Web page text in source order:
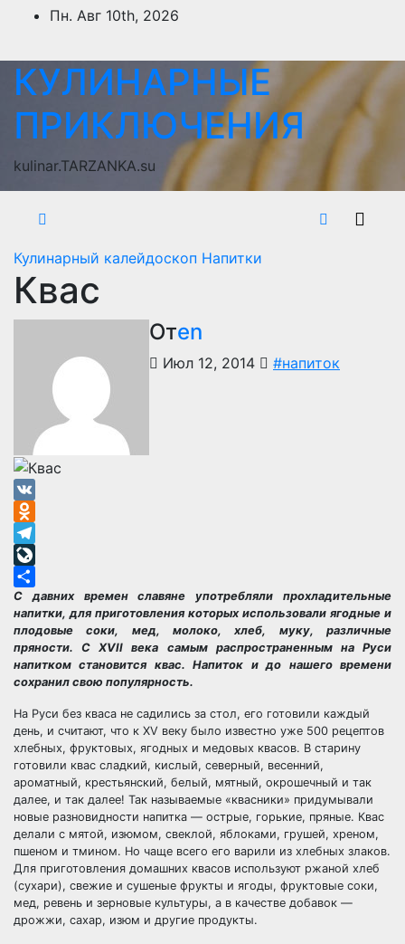
ПерейтиПн. Авг 10th, 2026
КУЛИНАРНЫЕ
ПРИКЛЮЧЕНИЯ
kulinar.TARZANKA.su
Кулинарный калейдоскоп Напитки
Квас
Отen
Июл 12, 2014 #напиток
VK
Odnoklassniki
Telegram
LiveJournal
Отправить
С давних времен славяне употребляли прохладительные
напитки, для приготовления которых использовали ягодные и
плодовые соки, мед, молоко, хлеб, муку, различные
пряности. С XVII века самым распространенным на Руси
напитком становится квас. Напиток и до нашего времени
сохранил свою популярность.
На Руси без кваса не садились за стол, его готовили каждый
день, и считают, что к XV веку было известно уже 500 рецептов
хлебных, фруктовых, ягодных и медовых квасов. В старину
готовили квас сладкий, кислый, северный, весенний,
ароматный, крестьянский, белый, мятный, окрошечный и так
далее, и так далее! Так называемые «квасники» придумывали
новые разновидности напитка — острые, горькие, пряные. Квас
делали с мятой, изюмом, свеклой, яблоками, грушей, хреном,
пшеном и тмином. Но чаще всего его варили из хлебных злаков.
Для приготовления домашних квасов используют ржаной хлеб
(сухари), свежие и сушеные фрукты и ягоды, фруктовые соки,
мед, ревень и зерновые культуры, а в качестве добавок —
дрожжи, сахар, изюм и другие продукты.